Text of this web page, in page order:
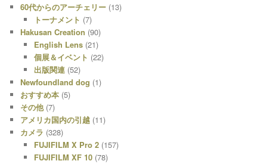
60代からのアーチェリー (13)
トーナメント (7)
Hakusan Creation (90)
English Lens(21)
個展＆イベント (22)
出版関連(52)
Newfoundland dog (1)
おすすめ本 (5)
その他(7)
アメリカ国内の引越 (11)
カメラ (328)
FUJIFILM X Pro 2(157)
FUJIFILM XF 10(78)